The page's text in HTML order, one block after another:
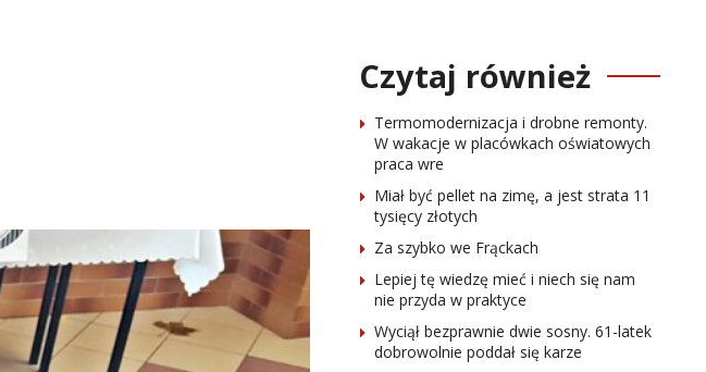
Czytaj również
Termomodernizacja i drobne remonty.
W wakacje w placówkach oświatowych
praca wre
Miał być pellet na zimę, a jest strata 11
tysięcy złotych
Za szybko we Frąckach
Lepiej tę wiedzę mieć i niech się nam
nie przyda w praktyce
Wyciął bezprawnie dwie sosny. 61-latek
dobrowolnie poddał się karze